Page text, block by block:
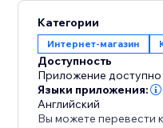
Категории
Интернет-магазин
Доступность
Приложение доступно
Языки приложения:
Английский
Вы можете перевести